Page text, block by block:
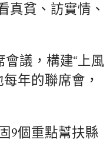
真貧、訪實情、
議，構建“上風
年的聯席會，
9個重點幫扶縣